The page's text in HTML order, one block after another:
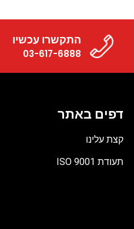
התקשרו עכשיו
03-617-6888
דפים באתר
קצת עלינו
תעודת ISO 9001